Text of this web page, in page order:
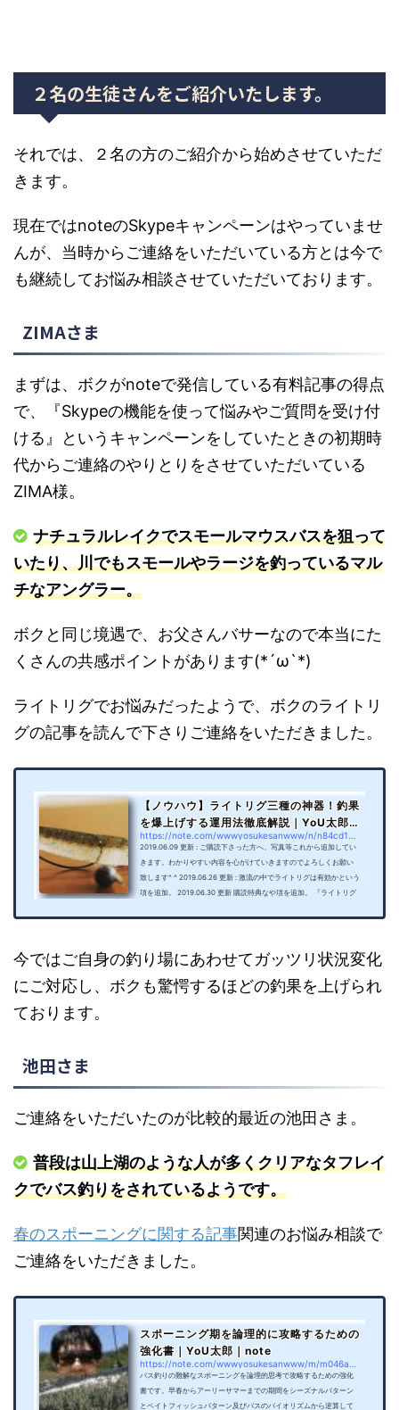
２名の生徒さんをご紹介いたします。
それでは、２名の方のご紹介から始めさせていただ
きます。
現在ではnoteのSkypeキャンペーンはやっていませ
んが、当時からご連絡をいただいている方とは今で
も継続してお悩み相談させていただいております。
ZIMAさま
まずは、ボクがnoteで発信している有料記事の得点
で、『Skypeの機能を使って悩みやご質問を受け付
ける』というキャンペーンをしていたときの初期時
代からご連絡のやりとりをさせていただいている
ZIMA様。
ナチュラルレイクでスモールマウスバスを狙って
いたり、川でもスモールやラージを釣っているマル
チなアングラー。
ボクと同じ境遇で、お父さんバサーなので本当にた
くさんの共感ポイントがあります(*´ω`*)
ライトリグでお悩みだったようで、ボクのライトリ
グの記事を読んで下さりご連絡をいただきました。
【ノウハウ】ライトリグ三種の神器！釣果
を爆上げする運用法徹底解説｜YoU太郎
｜note
2019.06.09 更新 : ご購読下さった方へ。写真等これから追加してい
きます。わかりやすい内容を心がけていきますのでよろしくお願い
致します^ ^ 2019.06.26 更新 : 激流の中でライトリグは有効かという
項を追加。 2019.06.30 更新 購読特典なや項を追加。 『ライトリグ
ライトリグを積極的に使うようになりました。まずは、そ...
今ではご自身の釣り場にあわせてガッツリ状況変化
にご対応し、ボクも驚愕するほどの釣果を上げられ
ております。
池田さま
ご連絡をいただいたのが比較的最近の池田さま。
普段は山上湖のような人が多くクリアなタフレイ
クでバス釣りをされているようです。
春のスポーニングに関する記事関連のお悩み相談で
ご連絡をいただきました。
スポーニング期を論理的に攻略するための
強化書｜YoU太郎｜note
バス釣りの難解なスポーニングを論理的思考で攻略するための強化
書です。早春からアーリーサマーまでの期間をシーズナルパターン
とベイトフィッシュパターン及びバスのバイオリズムから逆算して